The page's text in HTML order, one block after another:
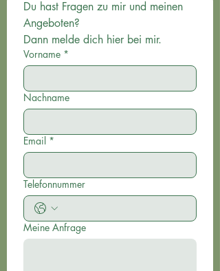
Du hast Fragen zu mir und meinen
Dann melde dich hier bei mir.
Vorname *
Nachname
Email *
Telefonnummer
Meine Anfrage